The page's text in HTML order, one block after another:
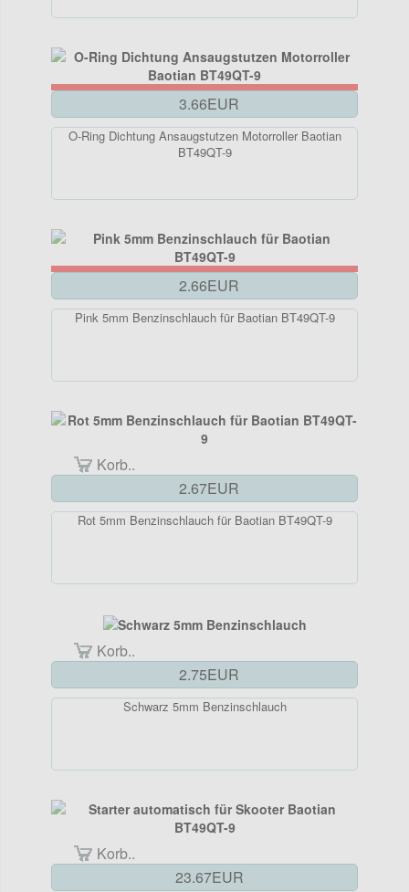
3.66EUR
O-Ring Dichtung Ansaugstutzen Motorroller Baotian
BT49QT-9
2.66EUR
Pink 5mm Benzinschlauch für Baotian BT49QT-9
Korb..
2.67EUR
Rot 5mm Benzinschlauch für Baotian BT49QT-9
Korb..
2.75EUR
Schwarz 5mm Benzinschlauch
Korb..
23.67EUR